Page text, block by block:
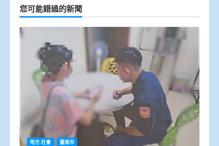
您可能錯過的新聞
地方.社會 臺南市